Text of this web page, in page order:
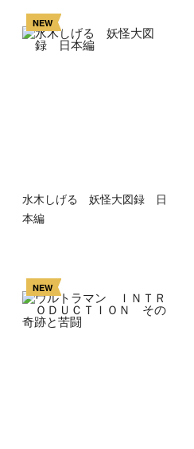
NEW
水木しげる 妖怪大図録 日
本編
NEW